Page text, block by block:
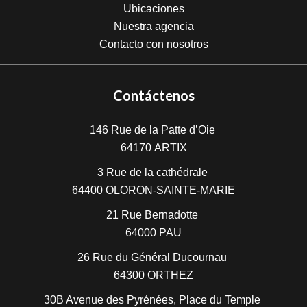
Ubicaciones
Nuestra agencia
Contacto con nosotros
Contáctenos
146 Rue de la Patte d’Oie
64170 ARTIX
3 Rue de la cathédrale
64400 OLORON-SAINTE-MARIE
21 Rue Bernadotte
64000 PAU
26 Rue du Général Ducournau
64300 ORTHEZ
30B Avenue des Pyrénées, Place du Temple